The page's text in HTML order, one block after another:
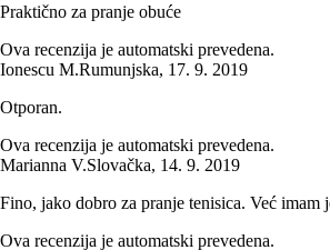
Praktično za pranje obuće
Ova recenzija je automatski prevedena.
Ionescu M.Rumunjska, 17. 9. 2019
Otporan.
Ova recenzija je automatski prevedena.
Marianna V.Slovačka, 14. 9. 2019
Fino, jako dobro za pranje tenisica. Već imam
Ova recenzija je automatski prevedena.